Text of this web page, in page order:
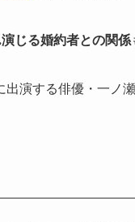
じる婚約者との関係
演する俳優・一ノ